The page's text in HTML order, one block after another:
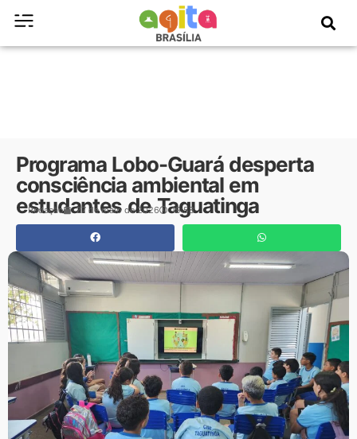
Programa Lobo-Guará desperta
consciência ambiental em
estudantes de Taguatinga
Redação 27 de maio de 2026 19:58